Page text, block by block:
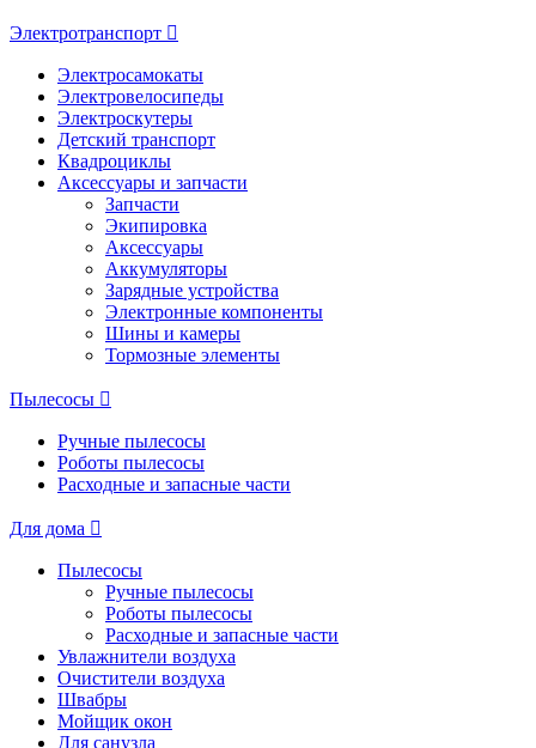
Электротранспорт
Электросамокаты
Электровелосипеды
Электроскутеры
Детский транспорт
Квадроциклы
Аксессуары и запчасти
Запчасти
Экипировка
Аксессуары
Аккумуляторы
Зарядные устройства
Электронные компоненты
Шины и камеры
Тормозные элементы
Пылесосы
Ручные пылесосы
Роботы пылесосы
Расходные и запасные части
Для дома
Пылесосы
Ручные пылесосы
Роботы пылесосы
Расходные и запасные части
Увлажнители воздуха
Очистители воздуха
Швабры
Мойщик окон
Для санузла